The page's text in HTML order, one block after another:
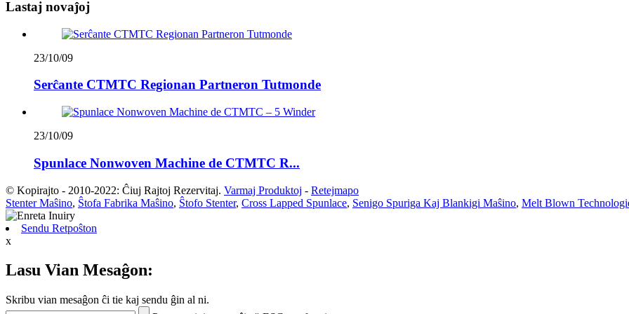
Lastaj novaĵoj
23/10/09
Serĉante CTMTC Regionan Partneron Tutmonde
23/10/09
Spunlace Nonwoven Machine de CTMTC R...
© Kopirajto - 2010-2022: Ĉiuj Rajtoj Rezervitaj. Varmaj Produktoj - Retejmapo
Stenter Maŝino, Ŝtofa Fabrika Maŝino, Ŝtofo Stenter, Cross Lapped Spunlace, Senigo Spuriga Kaj Blankigi Maŝino, Melt Blown
Sendu Retpoŝton
x
Lasu Vian Mesaĝon:
Skribu vian mesaĝon ĉi tie kaj sendu ĝin al ni.